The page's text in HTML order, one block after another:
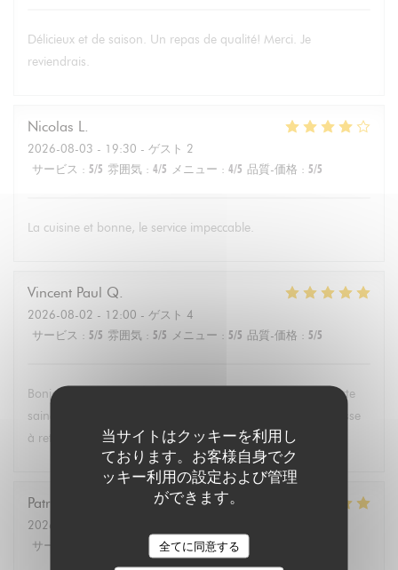
当サイトはクッキーを利用し
ております。お客様自身でク
ッキー利用の設定および管理
ができます。
全てに同意する
Délicieux et de saison. Un repas de qualité! Merci. Je
reviendrais.
Nicolas L
2026-08-03 - 19:30 - ゲスト 2
サービス : 5/5 雰囲気 : 4/5 メニュー : 4/5 品質-価格 : 5/5
La cuisine et bonne, le service impeccable.
Vincent Paul Q
2026-08-02 - 12:00 - ゲスト 4
サービス : 5/5 雰囲気 : 5/5 メニュー : 5/5 品質-価格 : 5/5
Bonjour , super service et mets délicieux. Un belle découverte
saine et équilibrée pas évident à trouver partout. Une adresse
à retenir .Merci.
Patricia
2026-08-02
サービス
/5 メニュー: 5/5